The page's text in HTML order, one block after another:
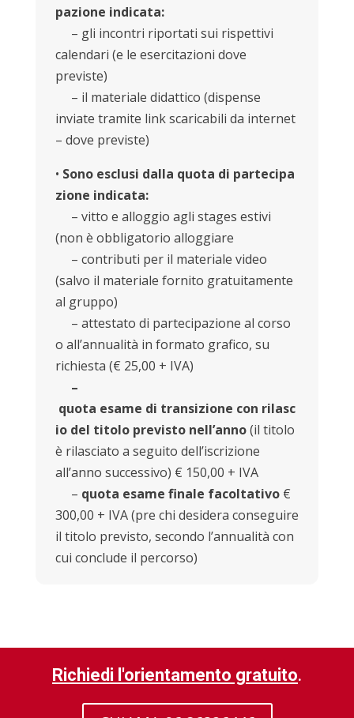
pazione indicata:
– gli incontri riportati sui rispettivi
calendari (e le esercitazioni dove
previste)
– il materiale didattico (dispense
inviate tramite link scaricabili da internet
– dove previste)
• Sono esclusi dalla quota di partecipa
zione indicata:
– vitto e alloggio agli stages estivi
(non è obbligatorio alloggiare
– contributi per il materiale video
(salvo il materiale fornito gratuitamente
al gruppo)
– attestato di partecipazione al corso
o all’annualità in formato grafico, su
richiesta (€ 25,00 + IVA)
–
quota esame di transizione con rilasc
io del titolo previsto nell’anno(il titolo
è rilasciato a seguito dell’iscrizione
all’anno successivo) € 150,00 + IVA
– quota esame finale facoltativo€
300,00 + IVA (pre chi desidera conseguire
il titolo previsto, secondo l’annualità con
cui conclude il percorso)
Richiedi l'orientamento gratuito.